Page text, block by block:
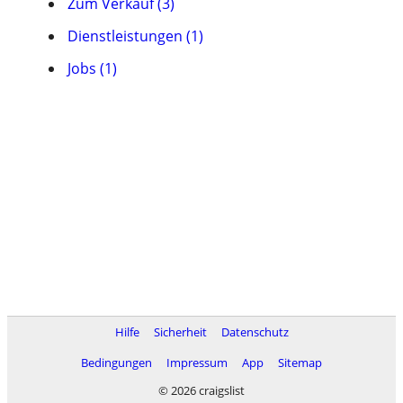
Dienstleistungen (1)
Jobs (1)
Hilfe Sicherheit
Datenschutz
Bedingungen
Impressum App
Sitemap
© 2026 craigslist